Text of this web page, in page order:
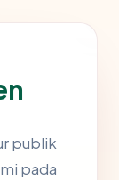
publik
pada